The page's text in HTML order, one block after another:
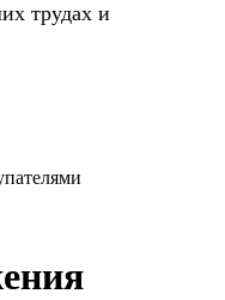
трудах и